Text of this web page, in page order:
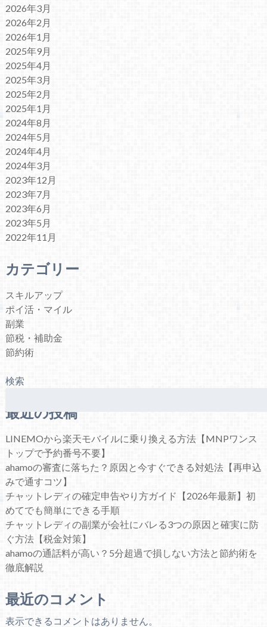
2026年3月
2026年2月
2026年1月
2025年9月
2025年4月
2025年3月
2025年2月
2025年1月
2024年8月
2024年5月
2024年4月
2024年3月
2023年12月
2023年7月
2023年6月
2023年5月
2022年11月
カテゴリー
スキルアップ
ポイ活・マイル
副業
節税・補助金
節約術
検索
最近の投稿
LINEMOから楽天モバイルに乗り換える方法【MNPワンス
トップで予約番号不要】
ahamoの審査に落ちた？原因と今すぐできる対処法【再申込
みで通すコツ】
チャットレディの確定申告やり方ガイド【2026年最新】初
めてでも簡単にできる手順
チャットレディの副業が会社にバレる3つの原因と確実に防
ぐ方法【税金対策】
ahamoの通話料が高い？5分超過で損しない方法と節約術を
徹底解説
最近のコメント
表示できるコメントはありません。